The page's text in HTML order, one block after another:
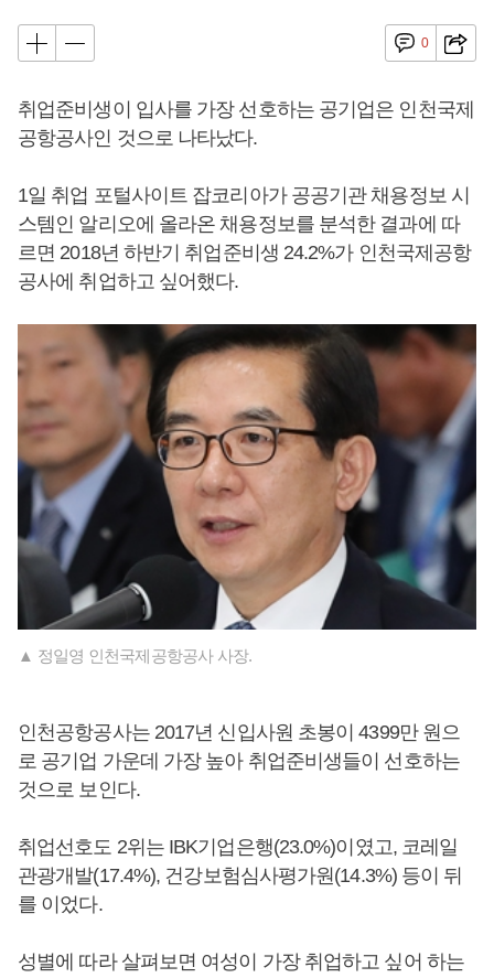
0
취업준비생이 입사를 가장 선호하는 공기업은 인천국제
공항공사인 것으로 나타났다.
1일 취업 포털사이트 잡코리아가 공공기관 채용정보 시
스템인 알리오에 올라온 채용정보를 분석한 결과에 따
르면 2018년 하반기 취업준비생 24.2%가 인천국제공항
공사에 취업하고 싶어했다.
▲ 정일영 인천국제공항공사 사장.
인천공항공사는 2017년 신입사원 초봉이 4399만 원으
로 공기업 가운데 가장 높아 취업준비생들이 선호하는
것으로 보인다.
취업선호도 2위는 IBK기업은행(23.0%)이였고, 코레일
관광개발(17.4%), 건강보험심사평가원(14.3%) 등이 뒤
를 이었다.
성별에 따라 살펴보면 여성이 가장 취업하고 싶어 하는